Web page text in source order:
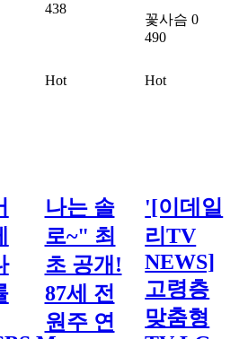
438
꽃사슴 0
490
Hot
나는 솔
로~" 최
초 공개!
87세 전
원주 연
Hot
'[이데일
리TV
NEWS]
고령층
맞춤형